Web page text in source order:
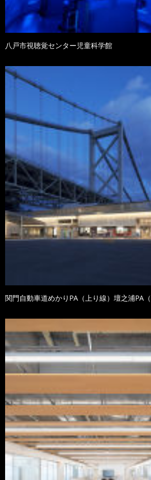
八戸市視聴覚センター児童科学館
関門自動車道めかりPA（上り線）壇之浦PA（